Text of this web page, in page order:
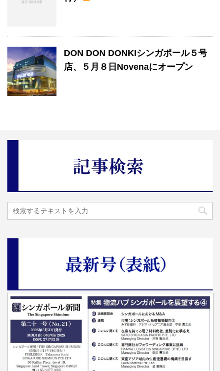
DON DON DONKIシンガポール５号
店、５月８日Novenaにオープン